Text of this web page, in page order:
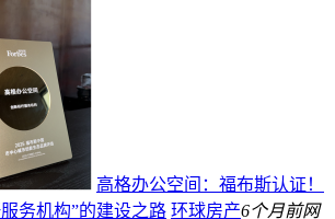
高格办公空间：福布斯认证！
务机构”的建设之路 环球房产6个月前网